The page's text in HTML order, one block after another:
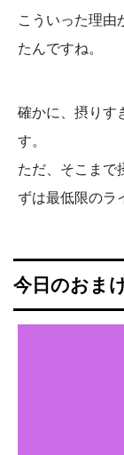
こういった理由
たんですね。
確かに、摂りす
す。
ただ、そこまで
ずは最低限のラ
今日のおま